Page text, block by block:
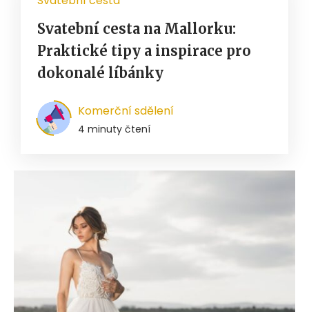
Svatební cesta na Mallorku:
Praktické tipy a inspirace pro
dokonalé líbánky
Komerční sdělení
4 minuty čtení